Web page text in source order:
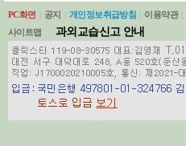
PC화면 공지 개인정보취급방침 이용약관
사이트맵
과외교습신고 안내